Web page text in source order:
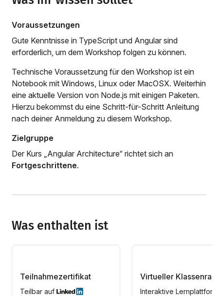
Voraussetzungen
Gute Kenntnisse in TypeScript und Angular sind
erforderlich, um dem Workshop folgen zu können.
Technische Voraussetzung für den Workshop ist ein
Notebook mit Windows, Linux oder MacOSX. Weiterhin
eine aktuelle Version von Node.js mit einigen Paketen.
Hierzu bekommst du eine Schritt-für-Schritt Anleitung
nach deiner Anmeldung zu diesem Workshop.
Zielgruppe
Der Kurs „Angular Architecture“ richtet sich an
Fortgeschrittene.
Was enthalten ist
Teilnahmezertifikat
Teilbar auf
Virtueller
Interaktive